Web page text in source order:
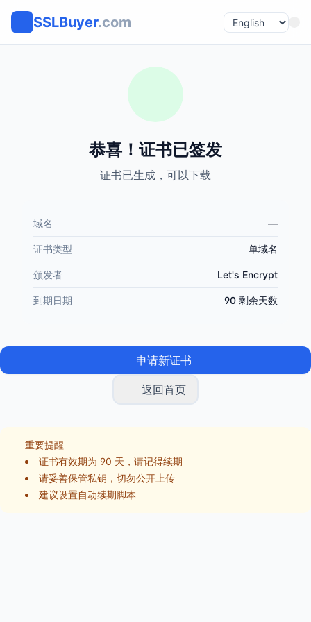
SSLBuyer.com
恭喜！证书已签发
证书已生成，可以下载
域名 —
证书类型 单域名
颁发者 Let's Encrypt
到期日期 90 剩余天数
申请新证书
返回首页
重要提醒
证书有效期为 90 天，请记得续期
请妥善保管私钥，切勿公开上传
建议设置自动续期脚本